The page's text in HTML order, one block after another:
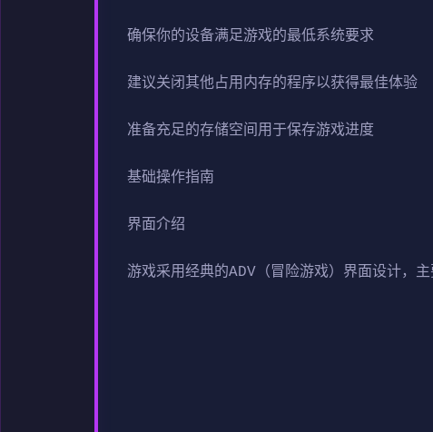
确保你的设备满足游戏的最低系统要求
建议关闭其他占用内存的程序以获得最佳体验
准备充足的存储空间用于保存游戏进度
基础操作指南
界面介绍
游戏采用经典的ADV（冒险游戏）界面设计，主